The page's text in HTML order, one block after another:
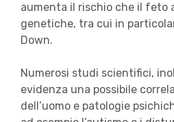
aumenta il rischio che il feto
genetiche, tra cui in
Down.
Numerosi studi scientifici,
evidenza una possibile
dell’uomo e patologie